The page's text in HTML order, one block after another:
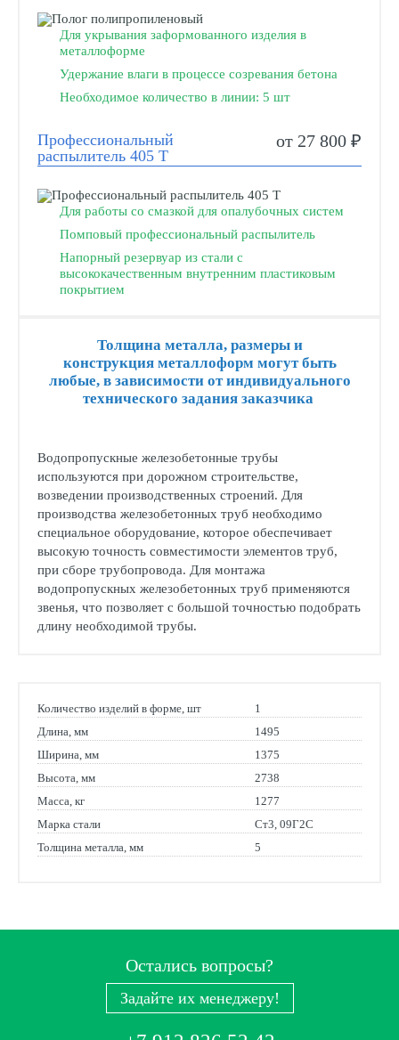
Для укрывания заформованного изделия в
металлоформе
Удержание влаги в процессе созревания бетона
Необходимое количество в линии: 5 шт
Профессиональный
распылитель 405 Т
от 27 800 ₽
Для работы со смазкой для опалубочных систем
Помповый профессиональный распылитель
Напорный резервуар из стали с
высококачественным внутренним пластиковым
покрытием
Толщина металла, размеры и
конструкция металлоформ могут быть
любые, в зависимости от индивидуального
технического задания заказчика
Водопропускные железобетонные трубы
используются при дорожном строительстве,
возведении производственных строений. Для
производства железобетонных труб необходимо
специальное оборудование, которое обеспечивает
высокую точность совместимости элементов труб,
при сборе трубопровода. Для монтажа
водопропускных железобетонных труб применяются
звенья, что позволяет с большой точностью подобрать
длину необходимой трубы.
Количество изделий в форме, шт
1
Длина, мм
1495
Ширина, мм
1375
Высота, мм
2738
Масса, кг
1277
Марка стали
Ст3, 09Г2С
Толщина металла, мм
5
Остались вопросы?
Задайте их менеджеру!